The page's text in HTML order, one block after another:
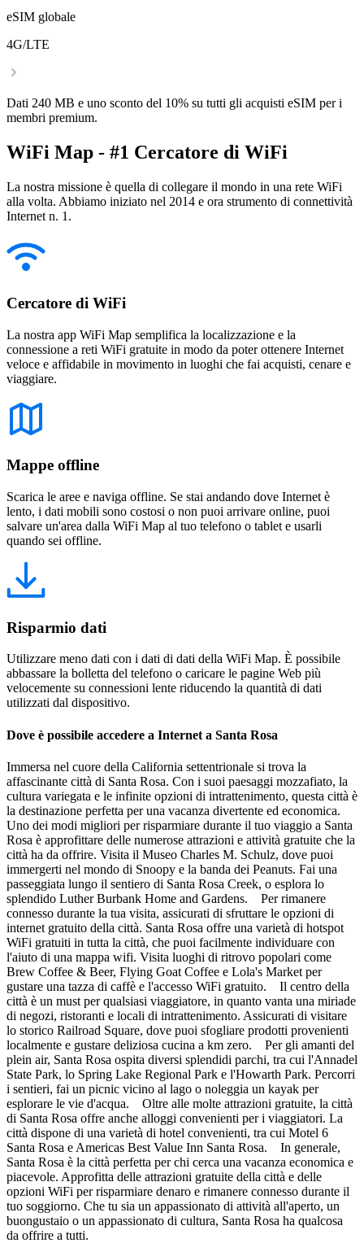
eSIM globale
4G/LTE
Dati 240 MB e uno sconto del 10% su tutti gli acquisti eSIM per i
membri premium.
WiFi Map - #1 Cercatore di WiFi
La nostra missione è quella di collegare il mondo in una rete WiFi
alla volta. Abbiamo iniziato nel 2014 e ora strumento di connettività
Internet n. 1.
Cercatore di WiFi
La nostra app WiFi Map semplifica la localizzazione e la
connessione a reti WiFi gratuite in modo da poter ottenere Internet
veloce e affidabile in movimento in luoghi che fai acquisti, cenare e
viaggiare.
Mappe offline
Scarica le aree e naviga offline. Se stai andando dove Internet è
lento, i dati mobili sono costosi o non puoi arrivare online, puoi
salvare un'area dalla WiFi Map al tuo telefono o tablet e usarli
quando sei offline.
Risparmio dati
Utilizzare meno dati con i dati di dati della WiFi Map. È possibile
abbassare la bolletta del telefono o caricare le pagine Web più
velocemente su connessioni lente riducendo la quantità di dati
utilizzati dal dispositivo.
Dove è possibile accedere a Internet a Santa Rosa
Immersa nel cuore della California settentrionale si trova la
affascinante città di Santa Rosa. Con i suoi paesaggi mozzafiato, la
cultura variegata e le infinite opzioni di intrattenimento, questa città è
la destinazione perfetta per una vacanza divertente ed economica.
Uno dei modi migliori per risparmiare durante il tuo viaggio a Santa
Rosa è approfittare delle numerose attrazioni e attività gratuite che la
città ha da offrire. Visita il Museo Charles M. Schulz, dove puoi
immergerti nel mondo di Snoopy e la banda dei Peanuts. Fai una
passeggiata lungo il sentiero di Santa Rosa Creek, o esplora lo
splendido Luther Burbank Home and Gardens. Per rimanere
connesso durante la tua visita, assicurati di sfruttare le opzioni di
internet gratuito della città. Santa Rosa offre una varietà di hotspot
WiFi gratuiti in tutta la città, che puoi facilmente individuare con
l'aiuto di una mappa wifi. Visita luoghi di ritrovo popolari come
Brew Coffee & Beer, Flying Goat Coffee e Lola's Market per
gustare una tazza di caffè e l'accesso WiFi gratuito. Il centro della
città è un must per qualsiasi viaggiatore, in quanto vanta una miriade
di negozi, ristoranti e locali di intrattenimento. Assicurati di visitare
lo storico Railroad Square, dove puoi sfogliare prodotti provenienti
localmente e gustare deliziosa cucina a km zero. Per gli amanti del
plein air, Santa Rosa ospita diversi splendidi parchi, tra cui l'Annadel
State Park, lo Spring Lake Regional Park e l'Howarth Park. Percorri
i sentieri, fai un picnic vicino al lago o noleggia un kayak per
esplorare le vie d'acqua. Oltre alle molte attrazioni gratuite, la città
di Santa Rosa offre anche alloggi convenienti per i viaggiatori. La
città dispone di una varietà di hotel convenienti, tra cui Motel 6
Santa Rosa e Americas Best Value Inn Santa Rosa. In generale,
Santa Rosa è la città perfetta per chi cerca una vacanza economica e
piacevole. Approfitta delle attrazioni gratuite della città e delle
opzioni WiFi per risparmiare denaro e rimanere connesso durante il
tuo soggiorno. Che tu sia un appassionato di attività all'aperto, un
buongustaio o un appassionato di cultura, Santa Rosa ha qualcosa
da offrire a tutti.